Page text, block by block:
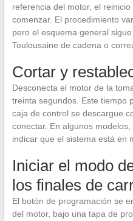
referencia del motor, el
comenzar. El procedimiento
pero el esquema general
Toulousaine de cadena o
Cortar y
Desconecta el motor de la
treinta segundos. Este tiempo
caja de control se descargue
conectar. En algunos
indicar que el sistema está en
Iniciar el modo
los finales de
El botón de programación se
del motor, bajo una tapa de